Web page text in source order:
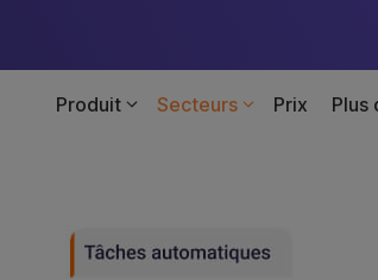
Produit Secteurs Prix Plus